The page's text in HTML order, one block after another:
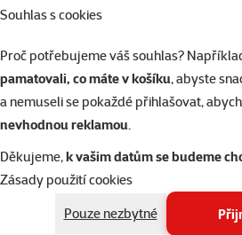
Souhlas s cookies
Proč potřebujeme váš souhlas?
pamatovali, co máte v košíku, abyste
a nemuseli se pokaždé přihlašovat,
nevhodnou reklamou.
Děkujeme,k vašim datům se budeme
Zásady použití cookies
Pouze nezbytné